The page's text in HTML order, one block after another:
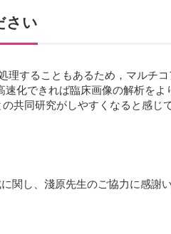
さい
することもあるため，マルチ
化できれば臨床画像の解析を
共同研究がしやすくなると感じ
関し、淺原先生のご協力に感謝い